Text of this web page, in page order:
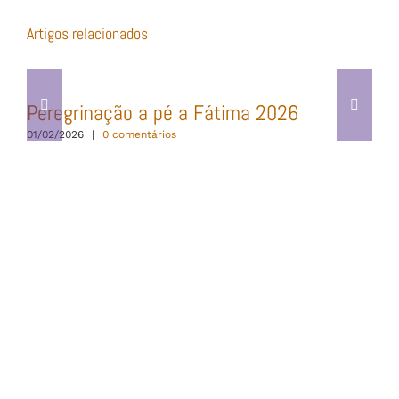
Artigos relacionados
Peregrinação a pé a Fátima 2026
01/02/2026 | 0 comentários